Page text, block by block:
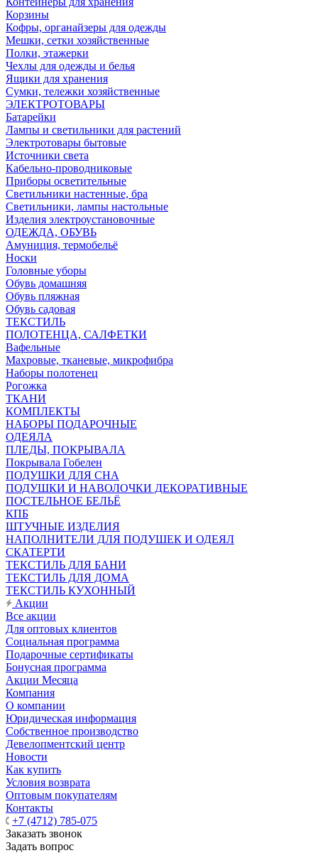
Корзины
Кофры, органайзеры для одежды
Мешки, сетки хозяйственные
Полки, этажерки
Чехлы для одежды и белья
Ящики для хранения
Сумки, тележки хозяйственные
ЭЛЕКТРОТОВАРЫ
Батарейки
Лампы и светильники для растений
Электротовары бытовые
Источники света
Кабельно-проводниковые
Приборы осветительные
Светильники настенные, бра
Светильники, лампы настольные
Изделия электроустановочные
ОДЕЖДА, ОБУВЬ
Амуниция, термобельё
Носки
Головные уборы
Обувь домашняя
Обувь пляжная
Обувь садовая
ТЕКСТИЛЬ
ПОЛОТЕНЦА, САЛФЕТКИ
Вафельные
Махровые, тканевые, микрофибра
Наборы полотенец
Рогожка
ТКАНИ
КОМПЛЕКТЫ
НАБОРЫ ПОДАРОЧНЫЕ
ОДЕЯЛА
ПЛЕДЫ, ПОКРЫВАЛА
Покрывала Гобелен
ПОДУШКИ ДЛЯ СНА
ПОДУШКИ И НАВОЛОЧКИ ДЕКОРАТИВНЫЕ
ПОСТЕЛЬНОЕ БЕЛЬЁ
КПБ
ШТУЧНЫЕ ИЗДЕЛИЯ
НАПОЛНИТЕЛИ ДЛЯ ПОДУШЕК И ОДЕЯЛ
СКАТЕРТИ
ТЕКСТИЛЬ ДЛЯ БАНИ
ТЕКСТИЛЬ ДЛЯ ДОМА
ТЕКСТИЛЬ КУХОННЫЙ
Акции
Все акции
Для оптовых клиентов
Социальная программа
Подарочные сертификаты
Бонусная программа
Акции Месяца
Компания
О компании
Юридическая информация
Собственное производство
Девелопментский центр
Новости
Как купить
Условия возврата
Оптовым покупателям
Контакты
+7 (4712) 785-075
Заказать звонок
Задать вопрос